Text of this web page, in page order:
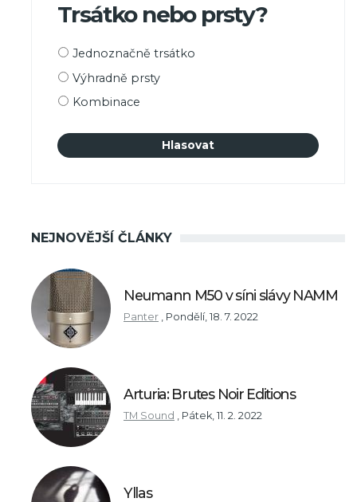
Trsátko nebo prsty?
Možnosti
Jednoznačně trsátko
Výhradně prsty
Kombinace
NEJNOVĚJŠÍ ČLÁNKY
Neumann M50 v síni slávy NAMM
Panter , Pondělí, 18. 7. 2022
Arturia: Brutes Noir Editions
TM Sound , Pátek, 11. 2. 2022
Yllas